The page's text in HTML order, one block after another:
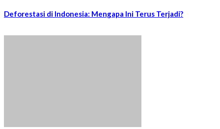
Deforestasi di Indonesia: Mengapa Ini Terus Terjadi?